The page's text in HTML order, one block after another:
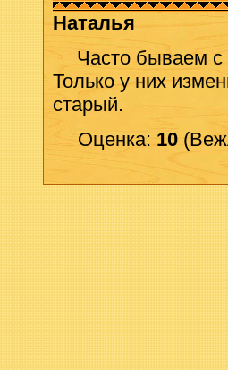
Наталья
Часто бываем с
Только у них
старый.
Оценка: 10